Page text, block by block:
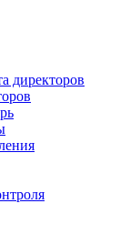
директоров